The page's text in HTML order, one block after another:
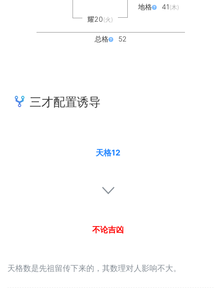
耀20(火)
地格 41(木)
总格 52
三才配置诱导
天格12
不论吉凶
天格数是先祖留传下来的，其数理对人影响不大。